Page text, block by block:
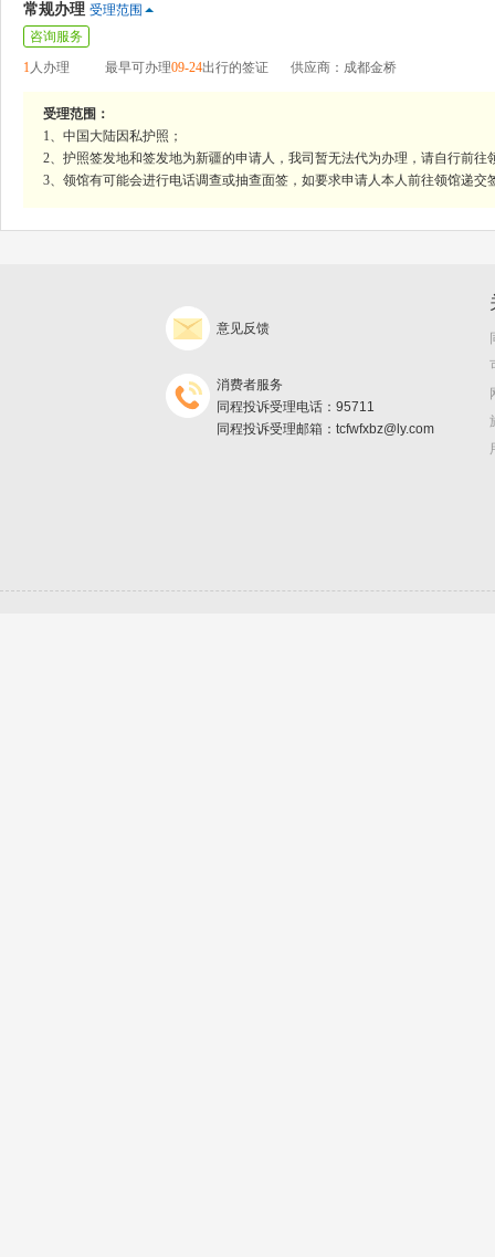
常规办理 受理范围
咨询服务
1人办理 最早可办理09-24出行的签证 供应商：成都金桥
受理范围：
1、中国大陆因私护照；
2、护照签发地和签发地为新疆的申请人，我司暂无法代为办理，请自行前往
3、领馆有可能会进行电话调查或抽查面签，如要求申请人本人前往领馆递
意见反馈
消费者服务
同程投诉受理电话：95711
同程投诉受理邮箱：tcfwfxbz@ly.com